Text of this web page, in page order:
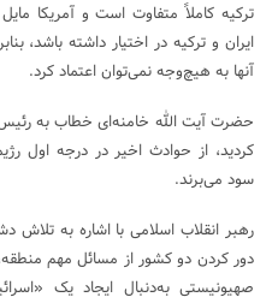
ترکیه کاملاً متفاوت است و آمریکا
ایران و ترکیه در اختیار داشته باشد،
آنها به هیچ‌وجه نمی‌توان اعتماد کرد.
حضرت آیت الله خامنه‌ای خطاب به
کردید، از حوادث اخیر در درجه اول
سود می‌برند.
رهبر انقلاب اسلامی با اشاره به تلاش
دور کردن دو کشور از مسائل مهم
صهیونیستی به‌دنبال ایجاد یک